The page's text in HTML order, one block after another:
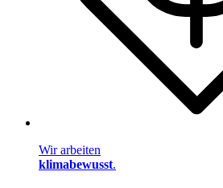
Wir arbeiten
klimabewusst.